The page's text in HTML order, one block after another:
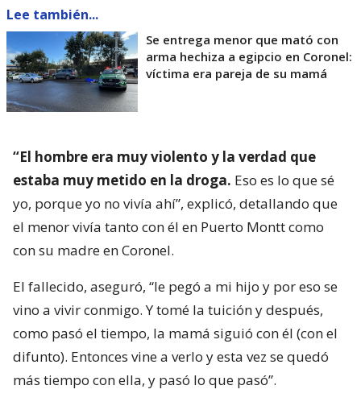
Lee también...
Se entrega menor que mató con
arma hechiza a egipcio en Coronel:
víctima era pareja de su mamá
“El hombre era muy violento y la verdad que
estaba muy metido en la droga. Eso es lo que sé
yo, porque yo no vivía ahí”, explicó, detallando que
el menor vivía tanto con él en Puerto Montt como
con su madre en Coronel.
El fallecido, aseguró, “le pegó a mi hijo y por eso se
vino a vivir conmigo. Y tomé la tuición y después,
como pasó el tiempo, la mamá siguió con él (con el
difunto). Entonces vine a verlo y esta vez se quedó
más tiempo con ella, y pasó lo que pasó”.